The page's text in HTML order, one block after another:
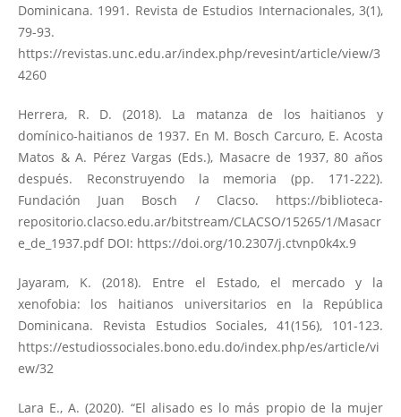
Dominicana. 1991. Revista de Estudios Internacionales, 3(1),
79-93.
https://revistas.unc.edu.ar/index.php/revesint/article/view/3
4260
Herrera, R. D. (2018). La matanza de los haitianos y
domínico-haitianos de 1937. En M. Bosch Carcuro, E. Acosta
Matos & A. Pérez Vargas (Eds.), Masacre de 1937, 80 años
después. Reconstruyendo la memoria (pp. 171-222).
Fundación Juan Bosch / Clacso. https://biblioteca-
repositorio.clacso.edu.ar/bitstream/CLACSO/15265/1/Masacr
e_de_1937.pdfDOI: https://doi.org/10.2307/j.ctvnp0k4x.9
Jayaram, K. (2018). Entre el Estado, el mercado y la
xenofobia: los haitianos universitarios en la República
Dominicana. Revista Estudios Sociales, 41(156), 101-123.
https://estudiossociales.bono.edu.do/index.php/es/article/vi
ew/32
Lara E., A. (2020). “El alisado es lo más propio de la mujer